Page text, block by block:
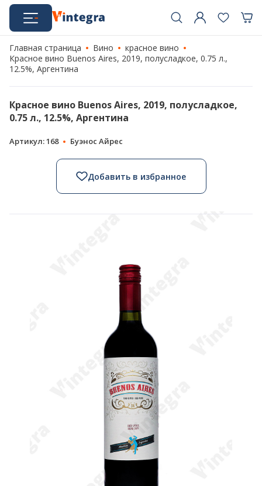
Главная страница Вино
красное вино
Красное вино Buenos Aires, 2019, полусладкое, 0.75 л.,
12.5%, Аргентина
Красное вино Buenos Aires, 2019, полусладкое,
0.75 л., 12.5%, Аргентина
Артикул: 168 Буэнос Айрес
Добавить в избранное